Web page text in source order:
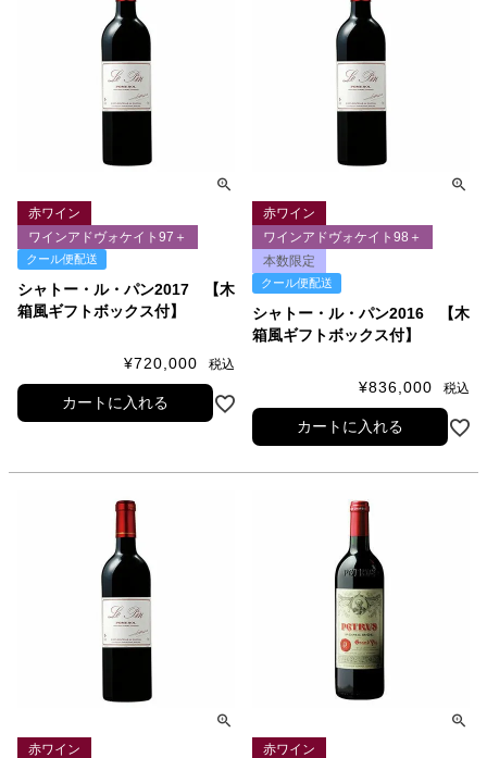
シャトー・ル・パン2017 【木
箱風ギフトボックス付】
赤ワイン
ワインアドヴォケイト97＋
クール便配送
¥720,000 税込
カートに入れる
シャトー・ル・パン2016 【木
箱風ギフトボックス付】
赤ワイン
ワインアドヴォケイト98＋
本数限定
クール便配送
¥836,000 税込
カートに入れる
赤ワイン
赤ワイン